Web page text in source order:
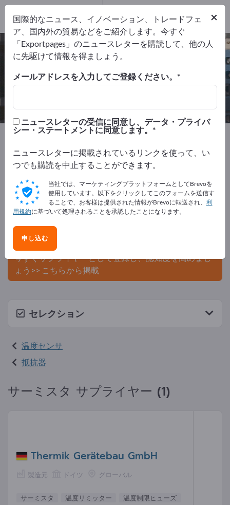
サーミスタ – メーカーとサプライヤ
ーを検索
輸出業者1
メーカー
Exportpages 計測技術・光学
センサー技術
環境センサー
温度センサ サーミスタ
Exportpagesで無料で広告を掲載！
ニーズ – オファー – 中古品 – ビジネスコンタクト >> こ
こから始める
Exportpagesで貴社と製品を掲載し
ましょう。
今すぐサプライヤーとして登録し、認知度を高めまし
ょう>> こちらから掲載
セレクション
温度センサ
抵抗器
サーミスタ サプライヤー (1)
Thermik Gerätebau GmbH
製造元 ドイツ グローバル
サーミスタ 温度リミッター
温度制限ヒューズ
×
国際的なニュース、イノベーション、トレードフェ
ア、国内外の貿易などをご紹介します。今すぐ
「Exportpages」のニュースレターを購読して、他の人
に先駆けて情報を得ましょう。
メールアドレスを入力してご登録ください。
ニュースレターの受信に同意し、データ・プライバ
シー・ステートメントに同意します。
ニュースレターに掲載されているリンクを使って、い
つでも購読を中止することができます。
当社では、マーケティングプラットフォームとしてBrevoを
使用しています。以下をクリックしてこのフォームを送信す
ることで、お客様は提供された情報がBrevoに転送され、 利
用規約に基づいて処理されることを承認したことになります。
申し込む